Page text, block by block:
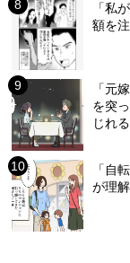
「私
額を
「元
を突
じれ
「自
が理